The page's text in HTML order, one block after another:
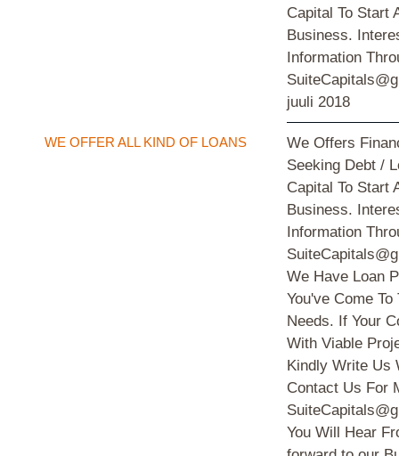
Capital To Start
Business.
Information
juuli 2018
WE OFFER ALL KIND OF LOANS
We Offers
Seeking Debt /
Capital To Start
Business.
Information
We Have Loan
You've Come
Needs. If Your
With Viable
Kindly Write Us
Contact Us For
You Will Hear